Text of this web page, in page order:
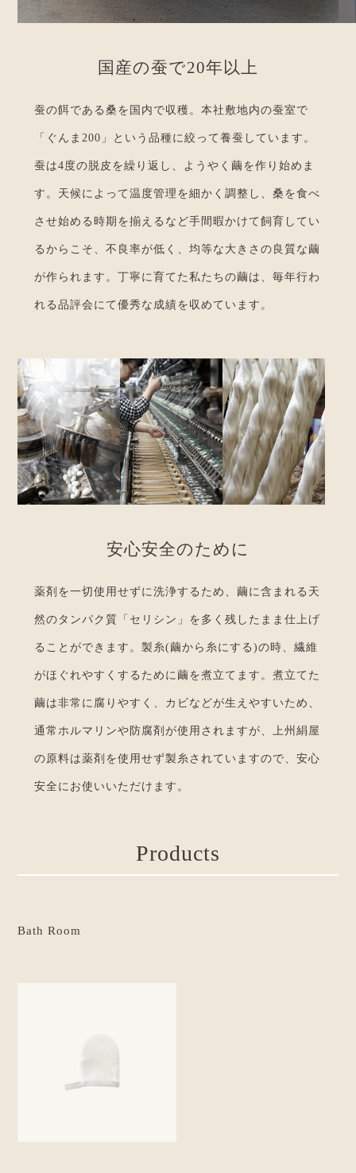
国 産の蚕で20年 以上
蚕の餌である桑を国内で収穫。本社敷地内の蚕室で
「ぐんま200」という品種に絞って養蚕しています。
蚕は4度の脱皮を繰り返し、ようやく繭を作り始めま
す。天候によって温度管理を細かく調整し、桑を食べ
させ始める時期を揃えるなど手間暇かけて飼育してい
るからこそ、不良率が低く、均等な大きさの良質な繭
が作られます。丁寧に育てた私たちの繭は、毎年行わ
れる品評会にて優秀な成績を収めています。
安心安全のた め に
薬剤を一切使用せずに洗浄するため、繭に含まれる天
然のタンパク質「セリシン」を多く残したまま仕上げ
ることができます。製糸(繭から糸にする)の時、繊維
がほぐれやすくするために繭を煮立てます。煮立てた
繭は非常に腐りやすく、カビなどが生えやすいため、
通常ホルマリンや防腐剤が使用されますが、上州絹屋
の原料は薬剤を使用せず製糸されていますので、安心
安全にお使いいただけます。
Products
Bath Room